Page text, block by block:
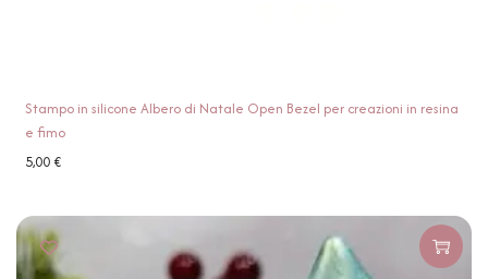
Stampo in silicone Albero di Natale Open Bezel per creazioni in resina
e fimo
5,00€